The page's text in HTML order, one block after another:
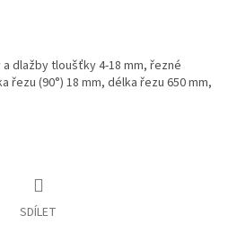
dlažby tloušťky 4-18 mm, řezné
řezu (90°) 18 mm, délka řezu 650 mm,
SDÍLET